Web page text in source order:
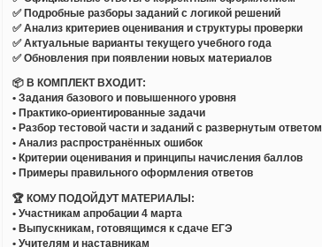
✅ Подробные разборы заданий с логикой решений
✅ Анализ критериев оценивания и структуры проверки
✅ Актуальные варианты текущего учебного года
✅ Обновления при появлении новых материалов
📦 В КОМПЛЕКТ ВХОДИТ:
• Задания базового и повышенного уровня
• Практико-ориентированные задачи
• Разбор тестовой части и заданий с развернутым ответом
• Анализ распространённых ошибок
• Критерии оценивания и принципы начисления баллов
• Примеры правильного оформления ответов
🏆 КОМУ ПОДОЙДУТ МАТЕРИАЛЫ:
• Участникам апробации 4 марта
• Выпускникам, готовящимся к сдаче ЕГЭ
• Учителям и наставникам